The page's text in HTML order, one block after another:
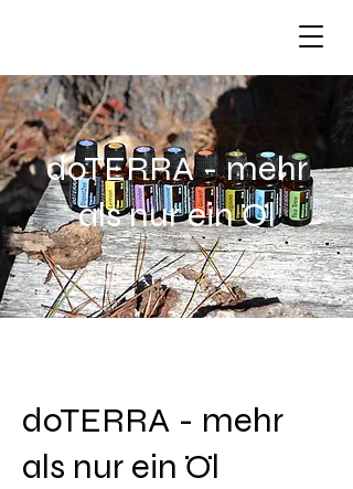
doTERRA - mehr
als nur ein Öl
doTERRA - mehr
als nur ein Öl